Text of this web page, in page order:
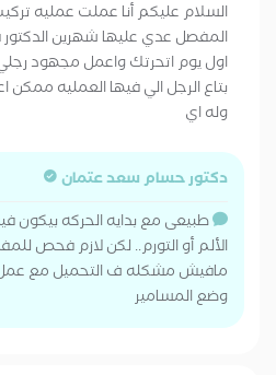
السلام عليكم أنا عملت عمليه
المفصل عدي عليها شهرين الدكتور
اول يوم اتحرتك واعمل مجهود
بتاع الرجل الي فيها العمليه
وله اي
دكتور حسام سعد عتمان
طبيعى مع بدايه الحركه بيكون
الألم أو التورم.. لكن لازم فحص
مافيش مشكله ف التحميل مع عمل
وضع المسامير